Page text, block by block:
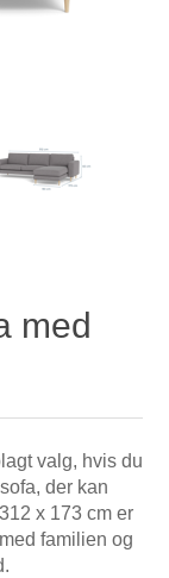
med
valg, hvis du
der kan
x 173 cm er
familien og